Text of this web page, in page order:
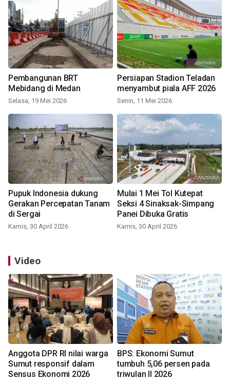
Pembangunan BRT
Mebidang di Medan
Selasa, 19 Mei 2026
Persiapan Stadion Teladan
menyambut piala AFF 2026
Senin, 11 Mei 2026
Pupuk Indonesia dukung
Gerakan Percepatan Tanam
di Sergai
Kamis, 30 April 2026
Mulai 1 Mei Tol Kutepat
Seksi 4 Sinaksak-Simpang
Panei Dibuka Gratis
Kamis, 30 April 2026
Video
Anggota DPR RI nilai warga
Sumut responsif dalam
Sensus Ekonomi 2026
BPS: Ekonomi Sumut
tumbuh 5,06 persen pada
triwulan II 2026